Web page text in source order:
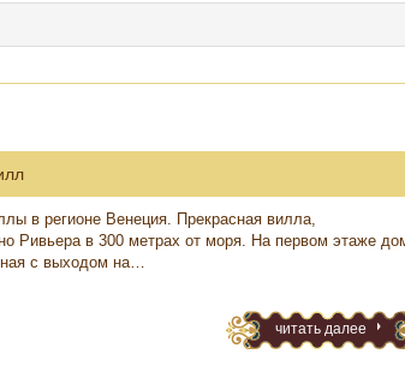
в регионе Венеция. Прекрасная вилла,
Ривьера в 300 метрах от моря. На первом этаже
с выходом на…
читать далее